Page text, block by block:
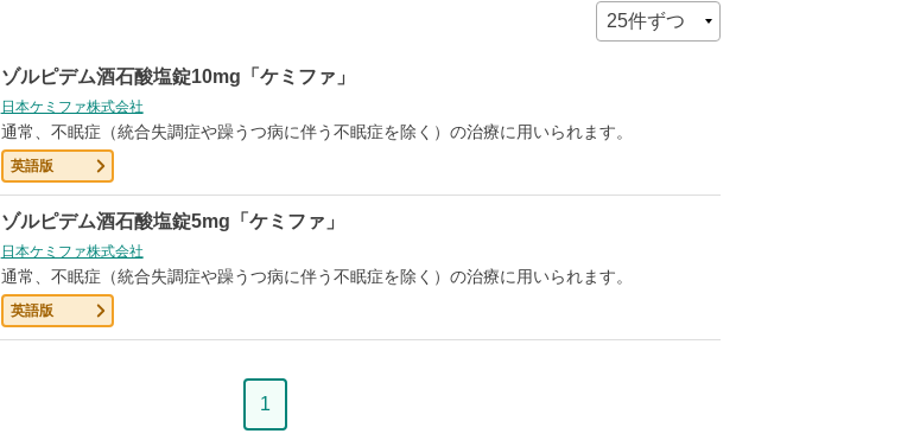
ゾルピデム酒石酸塩錠10mg「ケミファ」
日本ケミファ株式会社
通常、不眠症（統合失調症や躁うつ病に伴う不眠症を除く）の治療に用いられます。
英語版
ゾルピデム酒石酸塩錠5mg「ケミファ」
日本ケミファ株式会社
通常、不眠症（統合失調症や躁うつ病に伴う不眠症を除く）の治療に用いられます。
英語版
ペ
1